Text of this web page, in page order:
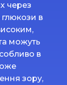
через
в
можуть
в
зору,